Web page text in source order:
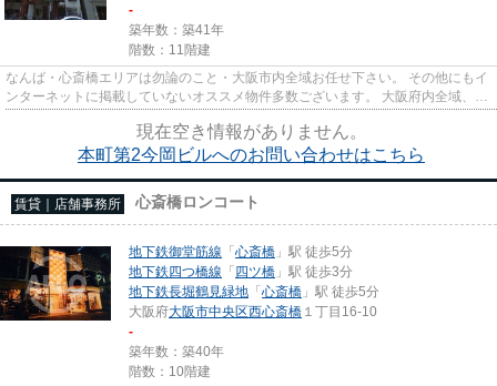
-
築年数：築41年
階数：11階建
なんば・心斎橋エリアは勿論のこと・大阪市内全域お任せ下さい。 その他にもイ
ンターネットに掲載していないオススメ物件多数ございます。 大阪府内全域、経
験豊富なスタッフがご対応...
現在空き情報がありません。
本町第2今岡ビルへのお問い合わせはこちら
賃貸｜店舗事務所 心斎橋ロンコート
地下鉄御堂筋線 「心斎橋 」駅 徒歩5分
地下鉄四つ橋線 「四ツ橋 」駅 徒歩3分
地下鉄長堀鶴見緑地 「心斎橋 」駅 徒歩5分
大阪府大阪市中央区西心斎橋 １丁目16-10
-
築年数：築40年
階数：10階建